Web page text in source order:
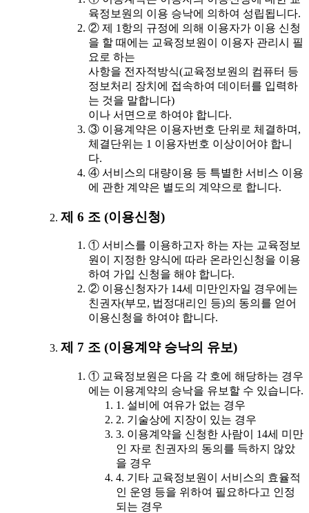
육정보원의 이용 승낙에 의하여 성립됩니다.
② 제 1항의 규정에 의해 이용자가 이용 신청
을 할 때에는 교육정보원이 이용자 관리시 필
요로 하는
사항을 전자적방식(교육정보원의 컴퓨터 등
정보처리 장치에 접속하여 데이터를 입력하
는 것을 말합니다)
이나 서면으로 하여야 합니다.
③ 이용계약은 이용자번호 단위로 체결하며,
체결단위는 1 이용자번호 이상이어야 합니
다.
④ 서비스의 대량이용 등 특별한 서비스 이용
에 관한 계약은 별도의 계약으로 합니다.
제 6 조 (이용신청)
① 서비스를 이용하고자 하는 자는 교육정보
원이 지정한 양식에 따라 온라인신청을 이용
하여 가입 신청을 해야 합니다.
② 이용신청자가 14세 미만인자일 경우에는
친권자(부모, 법정대리인 등)의 동의를 얻어
이용신청을 하여야 합니다.
제 7 조 (이용계약 승낙의 유보)
① 교육정보원은 다음 각 호에 해당하는 경우
에는 이용계약의 승낙을 유보할 수 있습니다.
1. 설비에 여유가 없는 경우
2. 기술상에 지장이 있는 경우
3. 이용계약을 신청한 사람이 14세 미만
인 자로 친권자의 동의를 득하지 않았
을 경우
4. 기타 교육정보원이 서비스의 효율적
인 운영 등을 위하여 필요하다고 인정
되는 경우